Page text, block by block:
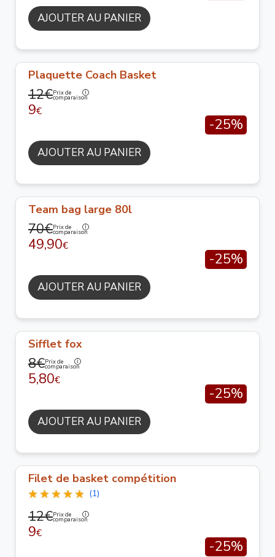
AJOUTER AU PANIER
Plaquette Coach Basket
12€Prix de
comparaison
9€
-25%
AJOUTER AU PANIER
Team bag large 80l
70€Prix de
comparaison
49,90€
-25%
AJOUTER AU PANIER
Sifflet fox
8€Prix de
comparaison
5,80€
-25%
AJOUTER AU PANIER
Filet de basket compétition
(1)
12€Prix de
comparaison
9€
-25%